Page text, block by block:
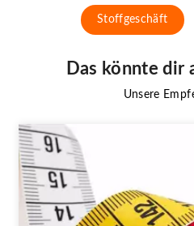
Stoffgeschäft
Das könnte dir
Unsere